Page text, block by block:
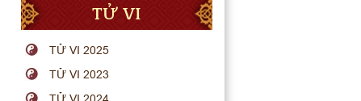
TỬ VI
TỬ VI 2025
TỬ VI 2023